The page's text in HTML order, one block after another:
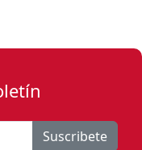
Suscribete